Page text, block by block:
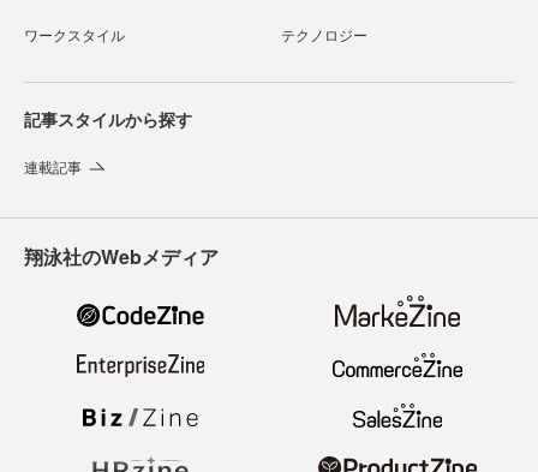
ワークスタイル テクノロジー
記事スタイルから探す
連載記事
翔泳社のWebメディア